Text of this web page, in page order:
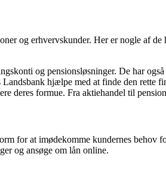
og erhvervskunder. Her er nogle af
og pensionsløsninger. De har
hjælpe med at finde den rette
deres formue. Fra aktiehandel til
for at imødekomme kundernes behov
og ansøge om lån online.